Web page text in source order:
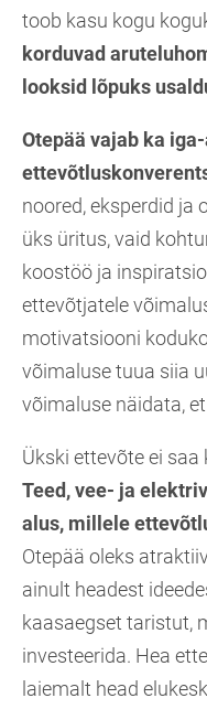
toob kasu kogu
korduvad
looksid lõpuks
Otepää vajab ka
noored, eksperdid ja
üks üritus, vaid
koostöö ja
ettevõtjatele
motivatsiooni
võimaluse tuua siia
võimaluse näidata,
Ükski ettevõte ei
Teed, vee- ja
alus, millele
Otepää oleks
ainult headest
kaasaegset taristut,
investeerida. Hea
laiemalt head